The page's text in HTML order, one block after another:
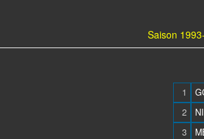
Saison
1
2
3